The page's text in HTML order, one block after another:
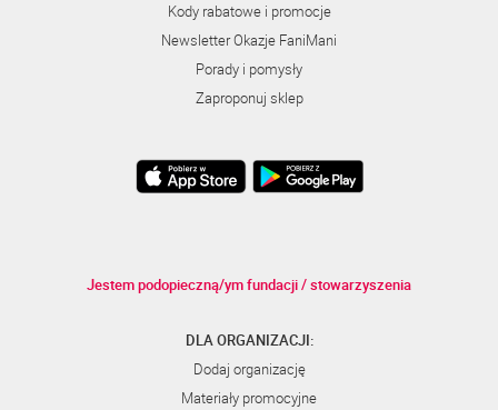
Kody rabatowe i promocje
Newsletter Okazje FaniMani
Porady i pomysły
Zaproponuj sklep
Jestem podopieczną/ym fundacji / stowarzyszenia
DLA ORGANIZACJI:
Dodaj organizację
Materiały promocyjne